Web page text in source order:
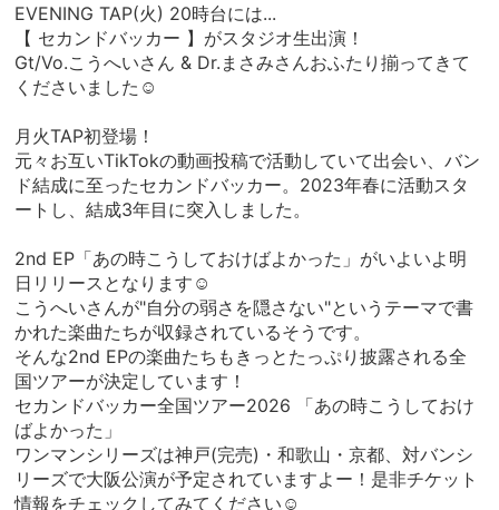
EVENING TAP(火) 20時台には...
【 セカンドバッカー 】がスタジオ生出演！
Gt/Vo.こうへいさん & Dr.まさみさんおふたり揃ってきて
くださいました☺︎
月火TAP初登場！
元々お互いTikTokの動画投稿で活動していて出会い、バン
ド結成に至ったセカンドバッカー。2023年春に活動スタ
ートし、結成3年目に突入しました。
2nd EP「あの時こうしておけばよかった」がいよいよ明
日リリースとなります☺︎
こうへいさんが"自分の弱さを隠さない"というテーマで書
かれた楽曲たちが収録されているそうです。
そんな2nd EPの楽曲たちもきっとたっぷり披露される全
国ツアーが決定しています！
セカンドバッカー全国ツアー2026 「あの時こうしておけ
ばよかった」
ワンマンシリーズは神戸(完売)・和歌山・京都、対バンシ
リーズで大阪公演が予定されていますよー！是非チケット
情報をチェックしてみてください☺︎